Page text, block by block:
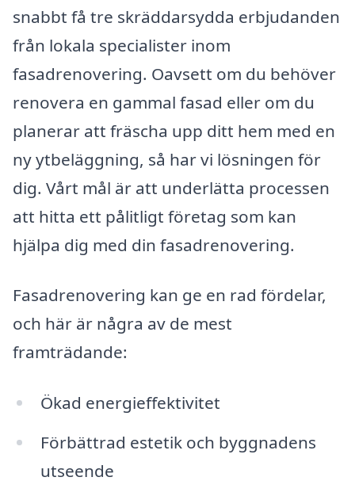
snabbt få tre skräddarsydda erbjudanden
från lokala specialister inom
fasadrenovering. Oavsett om du behöver
renovera en gammal fasad eller om du
planerar att fräscha upp ditt hem med en
ny ytbeläggning, så har vi lösningen för
dig. Vårt mål är att underlätta processen
att hitta ett pålitligt företag som kan
hjälpa dig med din fasadrenovering.
Fasadrenovering kan ge en rad fördelar,
och här är några av de mest
framträdande:
Ökad energieffektivitet
Förbättrad estetik och byggnadens
utseende